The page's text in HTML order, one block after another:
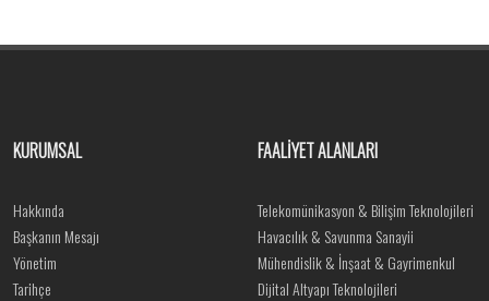
KURUMSAL
Hakkında
Başkanın Mesajı
Yönetim
Tarihçe
FAALİYET ALANLARI
Telekomünikasyon & Bilişim Teknolojileri
Havacılık & Savunma Sanayii
Mühendislik & İnşaat & Gayrimenkul
Dijital Altyapı Teknolojileri